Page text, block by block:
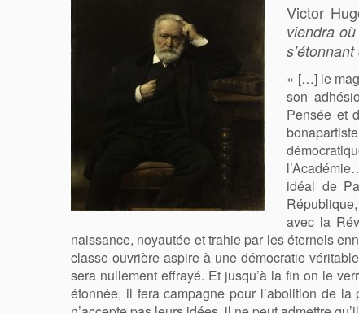
Victor
viendra
« […]le
son
Pensée et
idéal de
avec la
naissance, noyautée et trahie par les éternels
classe ouvrière aspire à une démocratie
sera nullement effrayé. Et jusqu’à la fin on le
étonnée, il fera campagne pour l’abolition de